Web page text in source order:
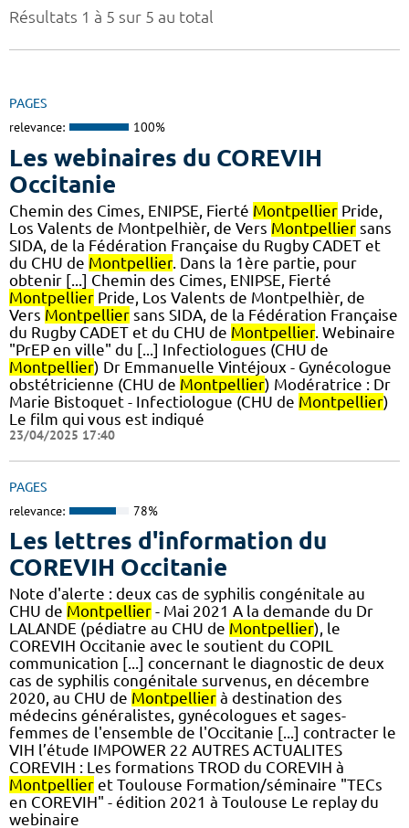
Résultats 1 à 5 sur 5 au total
PAGES
relevance: 100%
Les webinaires du COREVIH
Occitanie
Chemin des Cimes, ENIPSE, Fierté Montpellier Pride,
Los Valents de Montpelhièr, de Vers Montpellier sans
SIDA, de la Fédération Française du Rugby CADET et
du CHU de Montpellier. Dans la 1ère partie, pour
obtenir [...] Chemin des Cimes, ENIPSE, Fierté
Montpellier Pride, Los Valents de Montpelhièr, de
Vers Montpellier sans SIDA, de la Fédération Française
du Rugby CADET et du CHU de Montpellier. Webinaire
"PrEP en ville" du [...] Infectiologues (CHU de
Montpellier) Dr Emmanuelle Vintéjoux - Gynécologue
obstétricienne (CHU de Montpellier) Modératrice : Dr
Marie Bistoquet - Infectiologue (CHU de Montpellier)
Le film qui vous est indiqué
23/04/2025 17:40
PAGES
relevance: 78%
Les lettres d'information du
COREVIH Occitanie
Note d'alerte : deux cas de syphilis congénitale au
CHU de Montpellier - Mai 2021 A la demande du Dr
LALANDE (pédiatre au CHU de Montpellier), le
COREVIH Occitanie avec le soutient du COPIL
communication [...] concernant le diagnostic de deux
cas de syphilis congénitale survenus, en décembre
2020, au CHU de Montpellier à destination des
médecins généralistes, gynécologues et sages-
femmes de l'ensemble de l'Occitanie [...] contracter le
VIH l’étude IMPOWER 22 AUTRES ACTUALITES
COREVIH : Les formations TROD du COREVIH à
Montpellier et Toulouse Formation/séminaire "TECs
en COREVIH" - édition 2021 à Toulouse Le replay du
webinaire